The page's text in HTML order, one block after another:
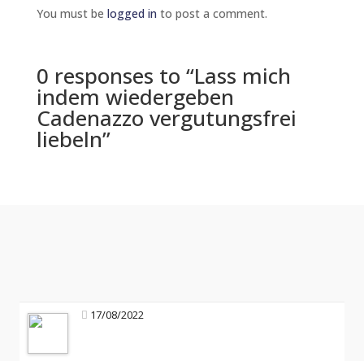
You must be logged in to post a comment.
0 responses to “Lass mich
indem wiedergeben
Cadenazzo vergutungsfrei
liebeln”
17/08/2022